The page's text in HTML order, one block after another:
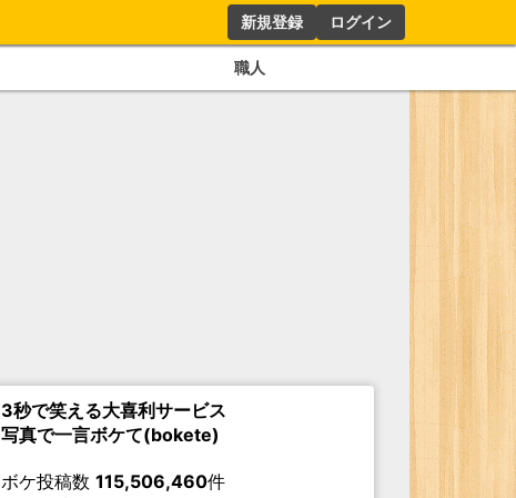
新規登録 ログイン
職人
3秒で笑える大喜利サービス
写真で一言ボケて(bokete)
ボケ投稿数 115,506,460件